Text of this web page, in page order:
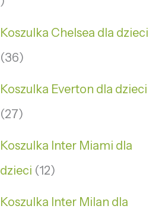
Koszulka Chelsea dla dzieci
36
Koszulka Everton dla dzieci
27
Koszulka Inter Miami dla
dzieci 12
Koszulka Inter Milan dla